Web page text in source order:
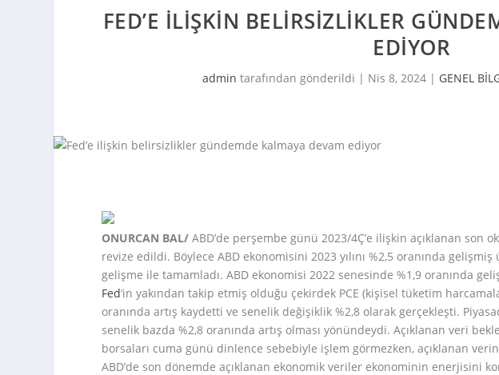
FED’E ILIŞKIN BELIRSIZLIKLER
EDIYOR
admin tarafından gönderildi | Nis 8, 2024| GENEL
ONURCAN BAL/ABD’de perşembe günü 2023/4Ç’e ilişkin açıklanan son
revize edildi. Böylece ABD ekonomisini 2023 yılını %2,5 oranında gelişmiş
gelişme ile tamamladı. ABD ekonomisi 2022 senesinde %1,9 oranında
Fed‘in yakından takip etmiş olduğu çekirdek PCE (kişisel tüketim
oranında artış kaydetti ve senelik değişiklik %2,8 olarak gerçekleşti.
senelik bazda %2,8 oranında artış olması yönündeydi. Açıklanan veri
borsaları cuma günü dinlence sebebiyle işlem görmezken, açıklanan
ABD’de son dönemde açıklanan ekonomik veriler ekonominin enerjisini